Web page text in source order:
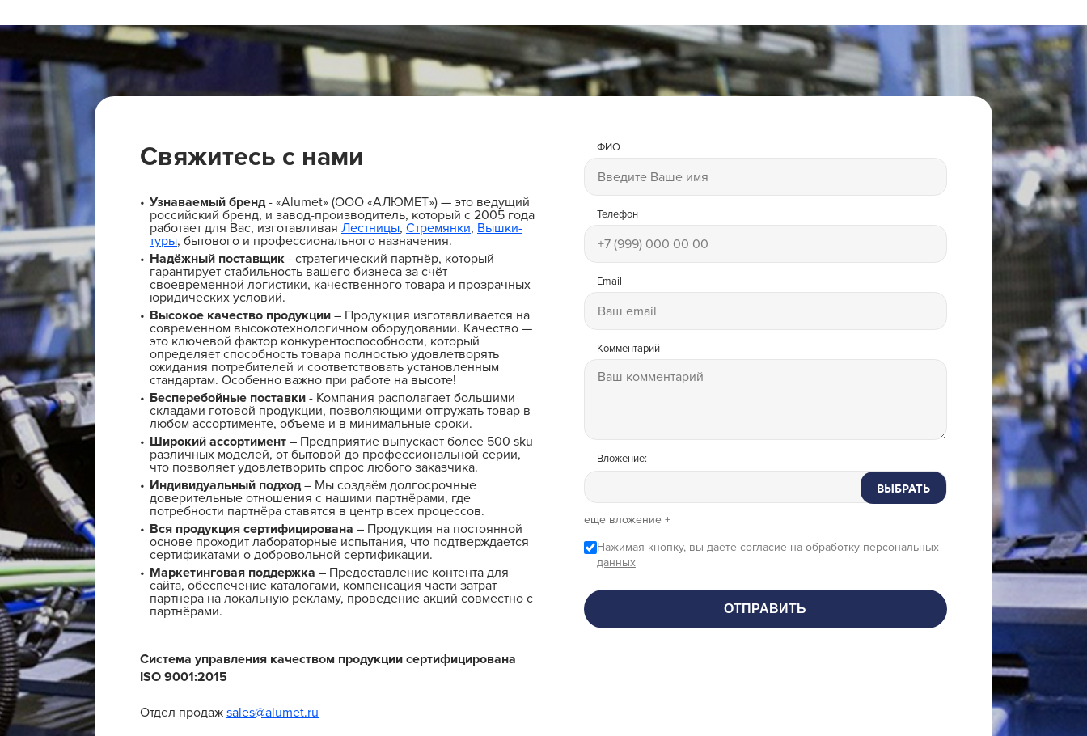
Свяжитесь с нами
Узнаваемый бренд - «Alumet» (ООО «АЛЮМЕТ») — это ведущий
российский бренд, и завод-производитель, который с 2005 года
работает для Вас, изготавливая Лестницы, Стремянки, Вышки-
туры, бытового и профессионального назначения.
Надёжный поставщик - стратегический партнёр, который
гарантирует стабильность вашего бизнеса за счёт
своевременной логистики, качественного товара и прозрачных
юридических условий.
Высокое качество продукции – Продукция изготавливается на
современном высокотехнологичном оборудовании. Качество —
это ключевой фактор конкурентоспособности, который
определяет способность товара полностью удовлетворять
ожидания потребителей и соответствовать установленным
стандартам. Особенно важно при работе на высоте!
Бесперебойные поставки - Компания располагает большими
складами готовой продукции, позволяющими отгружать товар в
любом ассортименте, объеме и в минимальные сроки.
Широкий ассортимент – Предприятие выпускает более 500 sku
различных моделей, от бытовой до профессиональной серии,
что позволяет удовлетворить спрос любого заказчика.
Индивидуальный подход – Мы создаём долгосрочные
доверительные отношения с нашими партнёрами, где
потребности партнёра ставятся в центр всех процессов.
Вся продукция сертифицирована – Продукция на постоянной
основе проходит лабораторные испытания, что подтверждается
сертификатами о добровольной сертификации.
Маркетинговая поддержка – Предоставление контента для
сайта, обеспечение каталогами, компенсация части затрат
партнера на локальную рекламу, проведение акций совместно с
партнёрами.
Система управления качеством продукции сертифицирована
ISO 9001:2015
Отдел продаж sales@alumet.ru
ФИО
Телефон
Email
Комментарий
Вложение:
ВЫБРАТЬ
еще вложение +
Нажимая кнопку, вы даете согласие на обработку персональных
данных
ОТПРАВИТЬ